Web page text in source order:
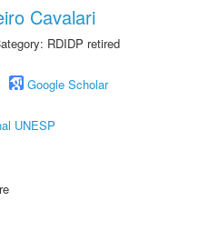
Cavalari
RDIDP retired
Google Scholar
UNESP